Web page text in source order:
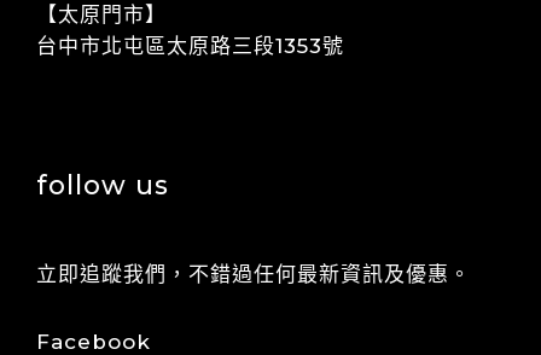
【太原門市】
​​台中市北屯區太原路三段1353號
follow us
立即追蹤我們，不錯過任何最新資訊及優惠。
Facebook